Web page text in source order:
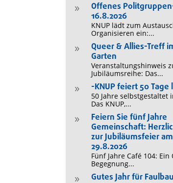
9
Offenes
16.8.2026
KNUP lädt zum
Organisieren ein:...
9
Queer & Allies-Treff
Garten
Veranstaltungshinweis
Jubiläumsreihe: Das...
9 -KNUP feiert 50 Tage
50 Jahre selbstgestaltet
Das KNUP,...
9
Feiern Sie fünf Jahre
Gemeinschaft:
zur Jubiläumsfeier
29.8.2026
Fünf Jahre Café 104:
Begegnung...
9 Gutes Jahr für